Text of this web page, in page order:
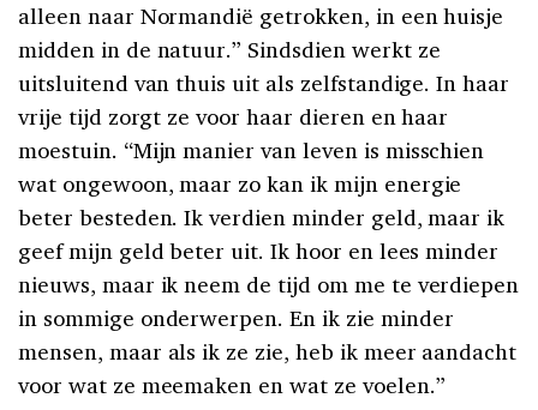
alleen naar Normandië getrokken, in een huisje
midden in de natuur.” Sindsdien werkt ze
uitsluitend van thuis uit als zelfstandige. In haar
vrije tijd zorgt ze voor haar dieren en haar
moestuin. “Mijn manier van leven is misschien
wat ongewoon, maar zo kan ik mijn energie
beter besteden. Ik verdien minder geld, maar ik
geef mijn geld beter uit. Ik hoor en lees minder
nieuws, maar ik neem de tijd om me te verdiepen
in sommige onderwerpen. En ik zie minder
mensen, maar als ik ze zie, heb ik meer aandacht
voor wat ze meemaken en wat ze voelen.”